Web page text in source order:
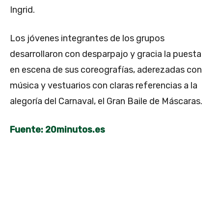
Ingrid.
Los jóvenes integrantes de los grupos
desarrollaron con desparpajo y gracia la puesta
en escena de sus coreografías, aderezadas con
música y vestuarios con claras referencias a la
alegoría del Carnaval, el Gran Baile de Máscaras.
Fuente: 20minutos.es